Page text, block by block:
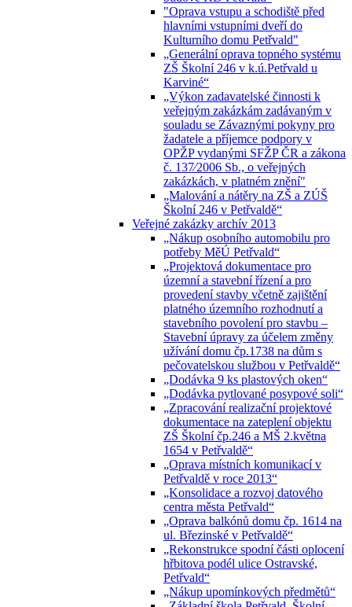
"Oprava vstupu a schodiště před
hlavními vstupními dveří do
Kulturního domu Petřvald"
„Generální oprava topného systému
ZŠ Školní 246 v k.ú.Petřvald u
Karviné“
„Výkon zadavatelské činnosti k
veřejným zakázkám zadávaným v
souladu se Závaznými pokyny pro
žadatele a příjemce podpory v
OPŽP vydanými SFŽP ČR a zákona
č. 137⁄2006 Sb., o veřejných
zakázkách, v platném znění"
„Malování a nátěry na ZŠ a ZÚŠ
Školní 246 v Petřvaldě“
Veřejné zakázky archív 2013
„Nákup osobního automobilu pro
potřeby MěÚ Petřvald“
„Projektová dokumentace pro
územní a stavební řízení a pro
provedení stavby včetně zajištění
platného územního rozhodnutí a
stavebního povolení pro stavbu –
Stavební úpravy za účelem změny
užívání domu čp.1738 na dům s
pečovatelskou službou v Petřvaldě“
„Dodávka 9 ks plastových oken“
„Dodávka pytlované posypové soli“
„Zpracování realizační projektové
dokumentace na zateplení objektu
ZŠ Školní čp.246 a MŠ 2.května
1654 v Petřvaldě“
„Oprava místních komunikací v
Petřvaldě v roce 2013“
„Konsolidace a rozvoj datového
centra města Petřvald“
„Oprava balkónů domu čp. 1614 na
ul. Březinské v Petřvaldě“
„Rekonstrukce spodní části oplocení
hřbitova podél ulice Ostravské,
Petřvald“
„Nákup upomínkových předmětů“